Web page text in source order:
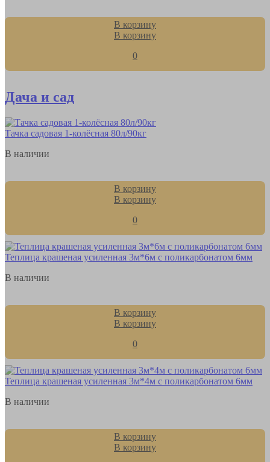
В корзину
В корзину
0
Дача и сад
Тачка садовая 1-колёсная 80л/90кг
В наличии
В корзину
В корзину
0
Теплица крашеная усиленная 3м*6м с поликарбонатом 6мм
В наличии
В корзину
В корзину
0
Теплица крашеная усиленная 3м*4м с поликарбонатом 6мм
В наличии
В корзину
В корзину